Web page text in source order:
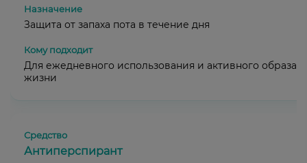
Защита от запаха пота в течение дня
Для ежедневного использования и активного образа
жизни
Антиперспирант